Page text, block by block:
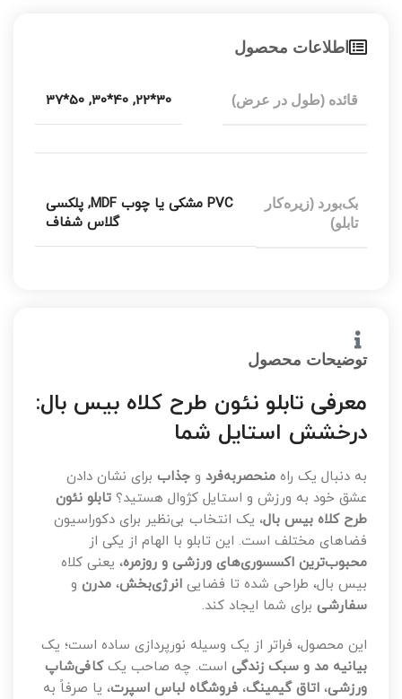
اطلاعات محصول
قائده (طول در عرض) 30*22
,
40*30
,
50*37
بک‌بورد (زیره‌کار
تابلو)
PVC مشکی یا چوب MDF , پلکسی
گلاس شفاف
توضیحات محصول
معرفی تابلو نئون طرح کلاه بیس بال:
درخشش استایل شما
به دنبال یک راه منحصربه‌فرد و جذاب برای نشان دادن
عشق خود به ورزش و استایل کژوال هستید؟ تابلو نئون
طرح کلاه بیس بال، یک انتخاب بی‌نظیر برای دکوراسیون
فضاهای مختلف است. این تابلو با الهام از یکی از
محبوب‌ترین اکسسوری‌های ورزشی و روزمره، یعنی کلاه
بیس بال، طراحی شده تا فضایی انرژی‌بخش، مدرن و
سفارشی برای شما ایجاد کند.
این محصول، فراتر از یک وسیله نورپردازی ساده است؛ یک
بیانیه مد و سبک زندگی است. چه صاحب یککافی‌شاپ
ورزشی، اتاق گیمینگ، فروشگاه لباس اسپرت، یا صرفاً به